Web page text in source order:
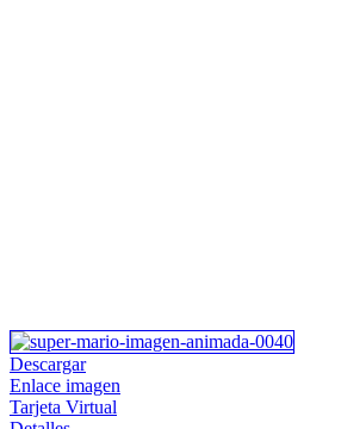
Descargar
Enlace imagen
Tarjeta Virtual